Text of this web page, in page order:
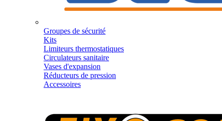
Groupes de sécurité
Kits
Limiteurs thermostatiques
Circulateurs sanitaire
Vases d'expansion
Réducteurs de pression
Accessoires